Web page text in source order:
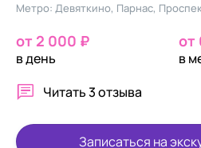
Метро: Девяткино, Парнас,
от 2 000 ₽
в день
от
в
Читать3 отзыва
Записаться на